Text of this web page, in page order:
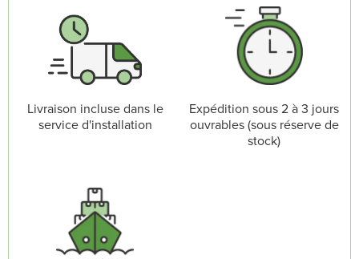
Livraison incluse dans le
service d'installation
Expédition sous 2 à 3 jours
ouvrables (sous réserve de
stock)